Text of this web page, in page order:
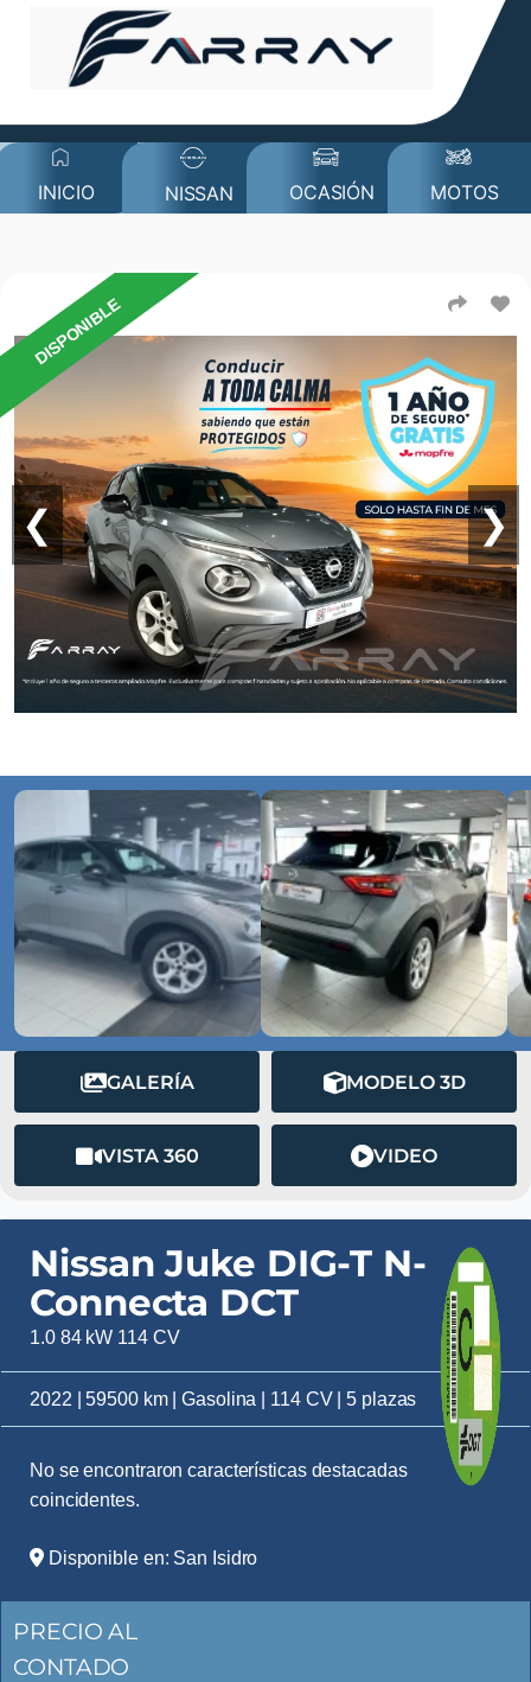
INICIO NISSAN OCASIÓN MOTOS
❮ ❯
DISPONIBLE
GALERÍA MODELO 3D
VISTA 360 VIDEO
Nissan Juke DIG-T N-
Connecta DCT
1.0 84 kW 114 CV
2022 | 59500 km | Gasolina | 114 CV | 5 plazas
No se encontraron características destacadas
coincidentes.
Disponible en: San Isidro
PRECIO AL
CONTADO